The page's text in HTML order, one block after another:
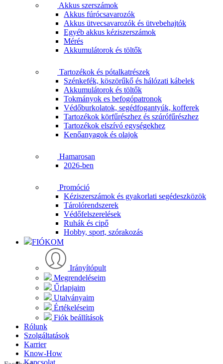
Akkus szerszámok
Akkus fúrócsavarozók
Akkus ütvecsavarozók és ütvebehajtók
Egyéb akkus kéziszerszámok
Mérés
Akkumulátorok és töltők
Tartozékok és pótalkatrészek
Szénkefék, köszörűkő és hálózati kábelek
Akkumulátorok és töltők
Tokmányok es befogópatronok
Védőburkolatok, segédfogantyúk, kofferek
Tartozékok körfűrészhez és szúrófűrészhez
Tartozékok elszívó egységekhez
Kenőanyagok és olajok
Hamarosan
2026-ben
Promóció
Kéziszerszámok és gyakorlati segédeszközök
Tárolórendszerek
Védőfelszerelések
Ruhák és cipő
Hobby, sport, szórakozás
FIÓKOM
Irányítópult
Megrendeléseim
Űrlapjaim
Utalványaim
Értékeléseim
Fiók beállítások
Rólunk
Szolgáltatások
Karrier
Know-How
Kapcsolat